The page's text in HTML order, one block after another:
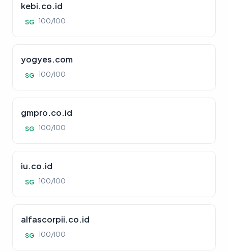
kebi.co.id
SG 100/100
yogyes.com
SG 100/100
gmpro.co.id
SG 100/100
iu.co.id
SG 100/100
alfascorpii.co.id
SG 100/100